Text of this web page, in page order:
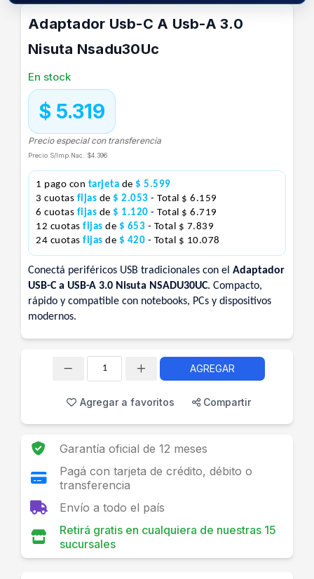
Adaptador Usb-C A Usb-A 3.0
Nisuta Nsadu30Uc
En stock
$ 5.319
Precio especial con transferencia
Precio S/Imp.Nac. $4.396
1 pago con tarjeta de $ 5.599
3 cuotas fijas de $ 2.053 - Total $ 6.159
6 cuotas fijas de $ 1.120 - Total $ 6.719
12 cuotas fijas de $ 653 - Total $ 7.839
24 cuotas fijas de $ 420 - Total $ 10.078
Conectá periféricos USB tradicionales con el Adaptador
USB-C a USB-A 3.0 Nisuta NSADU30UC. Compacto,
rápido y compatible con notebooks, PCs y dispositivos
modernos.
AGREGAR
Agregar a favoritos Compartir
Garantía oficial de 12 meses
Pagá con tarjeta de crédito, débito o
transferencia
Envío a todo el país
Retirá gratis en cualquiera de nuestras 15
sucursales